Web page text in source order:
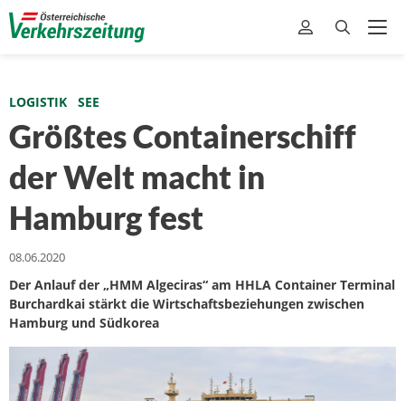
LOGISTIK SEE
Größtes Containerschiff
der Welt macht in
Hamburg fest
08.06.2020
Der Anlauf der „HMM Algeciras“ am HHLA Container Terminal
Burchardkai stärkt die Wirtschaftsbeziehungen zwischen
Hamburg und Südkorea